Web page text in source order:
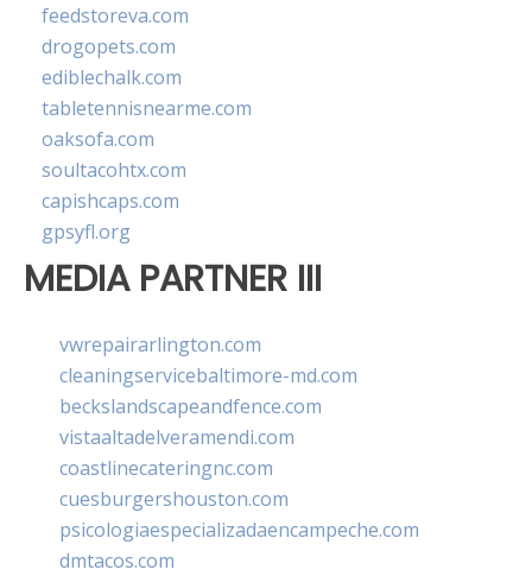
feedstoreva.com
drogopets.com
ediblechalk.com
tabletennisnearme.com
oaksofa.com
soultacohtx.com
capishcaps.com
gpsyfl.org
MEDIA PARTNER III
vwrepairarlington.com
cleaningservicebaltimore-md.com
beckslandscapeandfence.com
vistaaltadelveramendi.com
coastlinecateringnc.com
cuesburgershouston.com
psicologiaespecializadaencampeche.com
dmtacos.com